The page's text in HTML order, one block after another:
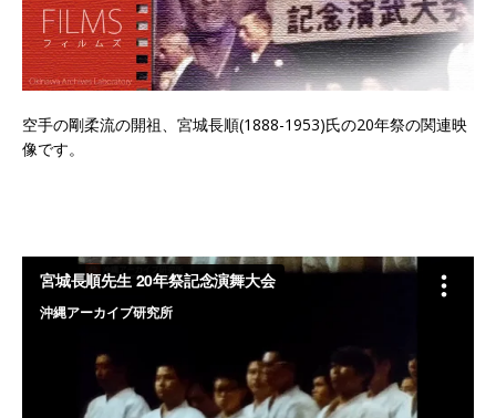
空手の剛柔流の開祖、宮城長順(1888-1953)氏の20年祭の関連映
像です。